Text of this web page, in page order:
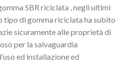
SBR riciclata , negli ultimi
tipo di gomma riciclata ha subito
sicuramente alle proprietà di
per la salvaguardia
ed installazione ed